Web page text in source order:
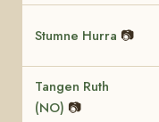
Stumne Hurra 📷
Tangen Ruth
(NO) 📷